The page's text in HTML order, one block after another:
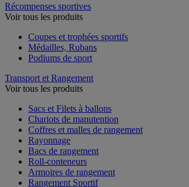
Récompenses sportives
Voir tous les produits
Coupes et trophées sportifs
Médailles, Rubans
Podiums de sport
Transport et Rangement
Voir tous les produits
Sacs et Filets à ballons
Chariots de manutention
Coffres et malles de rangement
Rayonnage
Bacs de rangement
Roll-conteneurs
Armoires de rangement
Rangement Sportif